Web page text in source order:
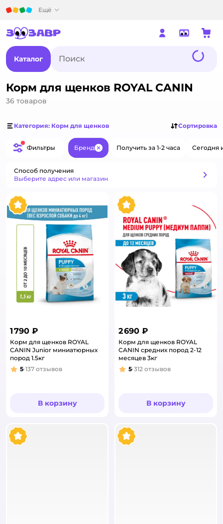
Ещё
Каталог
Корм для щенков ROYAL CANIN
36 товаров
Категория: Корм для щенков Сортировка
Фильтры Бренд ЗакрытьПолучить за 1-2 часа Сегодня
Способ получения
Выберите адрес или магазин
1 790 ₽
Корм для щенков ROYAL
CANIN Junior миниатюрных
пород 1.5кг
Рейтинг:
5 137 отзывов
В корзину
2 690 ₽
Корм для щенков ROYAL
CANIN средних пород 2-12
месяцев 3кг
Рейтинг:
5 312 отзывов
В корзину